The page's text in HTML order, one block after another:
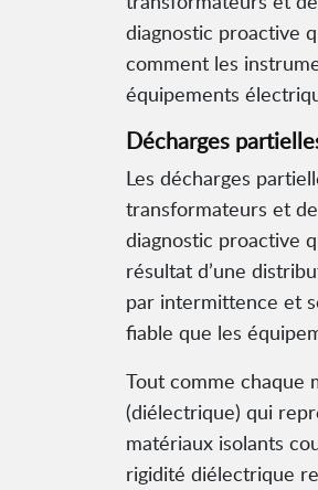
diagnostic proactive
comment les
équipements
Décharges
Les décharges
transformateurs et
diagnostic proactive
résultat d’une
par intermittence et
fiable que les
Tout comme chaque
(diélectrique) qui
matériaux isolants
rigidité diélectrique